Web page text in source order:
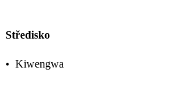
Středisko
• Kiwengwa